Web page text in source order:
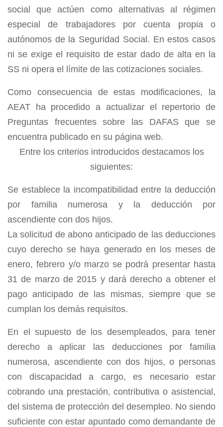
social que actúen como alternativas al régimen
especial de trabajadores por cuenta propia o
autónomos de la Seguridad Social. En estos casos
ni se exige el requisito de estar dado de alta en la
SS ni opera el límite de las cotizaciones sociales.
Como consecuencia de estas modificaciones, la
AEAT ha procedido a actualizar el repertorio de
Preguntas frecuentes sobre las DAFAS que se
encuentra publicado en su página web.
Entre los criterios introducidos destacamos los
siguientes:
Se establece la incompatibilidad entre la deducción
por familia numerosa y la deducción por
ascendiente con dos hijos.
La solicitud de abono anticipado de las deducciones
cuyo derecho se haya generado en los meses de
enero, febrero y/o marzo se podrá presentar hasta
31 de marzo de 2015 y dará derecho a obtener el
pago anticipado de las mismas, siempre que se
cumplan los demás requisitos.
En el supuesto de los desempleados, para tener
derecho a aplicar las deducciones por familia
numerosa, ascendiente con dos hijos, o personas
con discapacidad a cargo, es necesario estar
cobrando una prestación, contributiva o asistencial,
del sistema de protección del desempleo. No siendo
suficiente con estar apuntado como demandante de